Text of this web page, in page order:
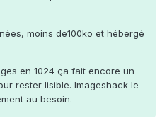
moins de100ko et hébergé
en 1024 ça fait encore un
rester lisible. Imageshack le
au besoin.